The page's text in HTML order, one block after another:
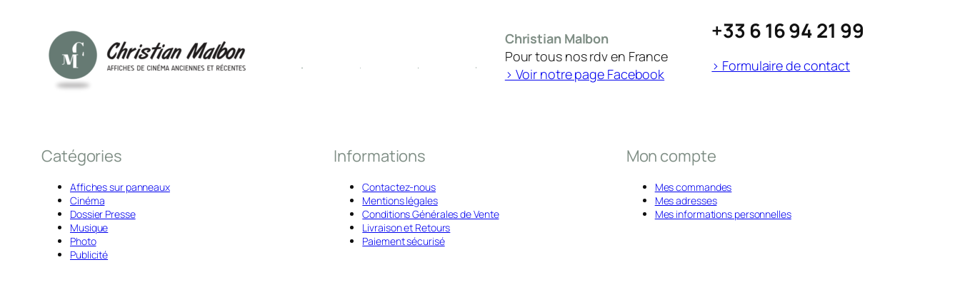
Christian Malbon
Pour tous nos rdv en France
> Voir notre page Facebook
+33 6 16 94 21 99
> Formulaire de contact
Catégories
Affiches sur panneaux
Cinéma
Dossier Presse
Musique
Photo
Publicité
Informations
Contactez-nous
Mentions légales
Conditions Générales de Vente
Livraison et Retours
Paiement sécurisé
Mon compte
Mes commandes
Mes adresses
Mes informations personnelles